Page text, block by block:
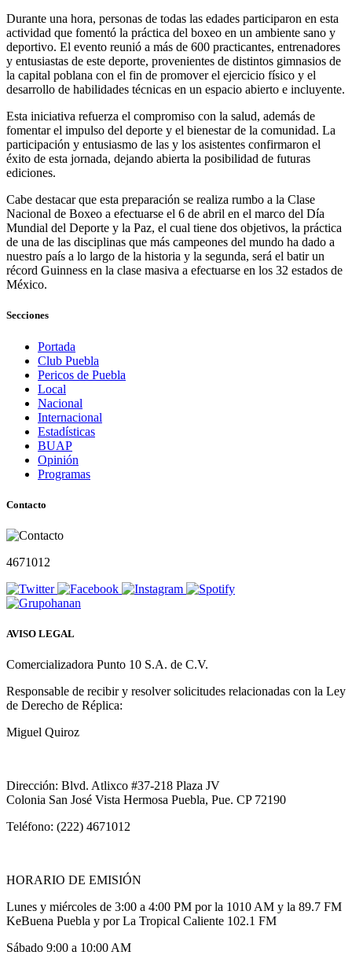
Durante una hora, personas de todas las edades participaron en esta
actividad que fomentó la práctica del boxeo en un ambiente sano y
deportivo. El evento reunió a más de 600 practicantes, entrenadores
y entusiastas de este deporte, provenientes de distintos gimnasios de
la capital poblana con el fin de promover el ejercicio físico y el
desarrollo de habilidades técnicas en un espacio abierto e incluyente.
Esta iniciativa refuerza el compromiso con la salud, además de
fomentar el impulso del deporte y el bienestar de la comunidad. La
participación y entusiasmo de las y los asistentes confirmaron el
éxito de esta jornada, dejando abierta la posibilidad de futuras
ediciones.
Cabe destacar que esta preparación se realiza rumbo a la Clase
Nacional de Boxeo a efectuarse el 6 de abril en el marco del Día
Mundial del Deporte y la Paz, el cual tiene dos objetivos, la práctica
de una de las disciplinas que más campeones del mundo ha dado a
nuestro país a lo largo de la historia y la segunda, será el batir un
récord Guinness en la clase masiva a efectuarse en los 32 estados de
México.
Secciones
Portada
Club Puebla
Pericos de Puebla
Local
Nacional
Internacional
Estadísticas
BUAP
Opinión
Programas
Contacto
4671012
AVISO LEGAL
Comercializadora Punto 10 S.A. de C.V.
Responsable de recibir y resolver solicitudes relacionadas con la Ley
de Derecho de Réplica:
Miguel Quiroz
Dirección: Blvd. Atlixco #37-218 Plaza JV
Colonia San José Vista Hermosa Puebla, Pue. CP 72190
Teléfono: (222) 4671012
HORARIO DE EMISIÓN
Lunes y miércoles de 3:00 a 4:00 PM por la 1010 AM y la 89.7 FM
KeBuena Puebla y por La Tropical Caliente 102.1 FM
Sábado 9:00 a 10:00 AM